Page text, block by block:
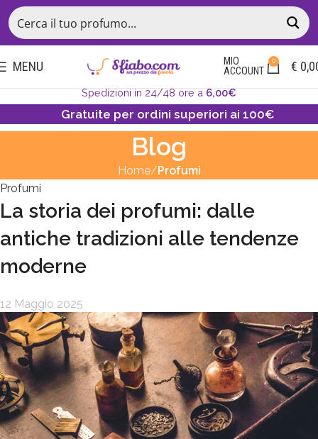
MENU
MIO
ACCOUNT
0 €
Spedizioni in 24/48 ore a6,00€
Gratuite per ordini superiori ai 100€
Blog
Home
Profumi
Profumi
La storia dei profumi: dalle
antiche tradizioni alle tendenze
moderne
12 Maggio 2025